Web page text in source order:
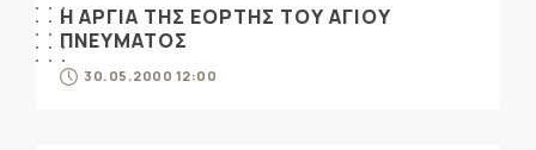
Η ΑΡΓΙΑ ΤΗΣ ΕΟΡΤΗΣ ΤΟΥ ΑΓΙΟΥ
ΠΝΕΥΜΑΤΟΣ
30.05.2000 12:00